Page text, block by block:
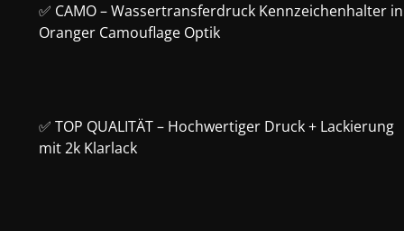
✅ CAMO – Wassertransferdruck Kennzeichenhalter in
Oranger Camouflage Optik
✅ TOP QUALITÄT – Hochwertiger Druck + Lackierung
mit 2k Klarlack